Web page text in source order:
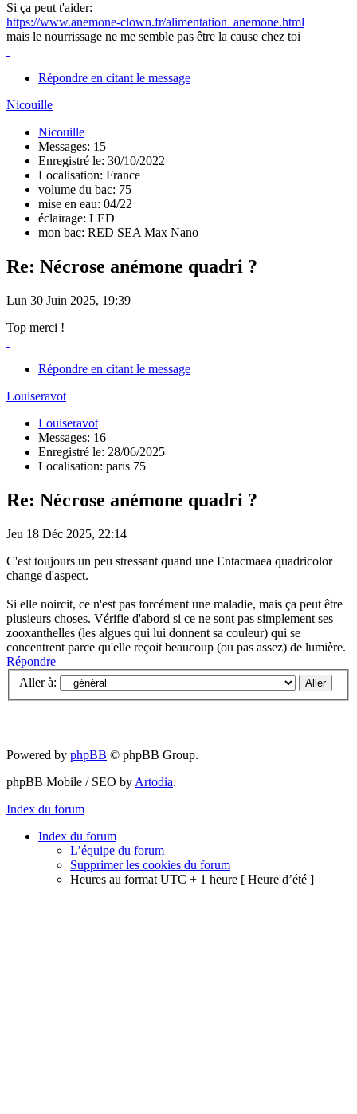
Si ça peut t'aider:
https://www.anemone-clown.fr/alimentation_anemone.html
mais le nourrissage ne me semble pas être la cause chez toi
Répondre en citant le message
Nicouille
Nicouille
Messages: 15
Enregistré le: 30/10/2022
Localisation: France
volume du bac: 75
mise en eau: 04/22
éclairage: LED
mon bac: RED SEA Max Nano
Re: Nécrose anémone quadri ?
Lun 30 Juin 2025, 19:39
Top merci !
Répondre en citant le message
Louiseravot
Louiseravot
Messages: 16
Enregistré le: 28/06/2025
Localisation: paris 75
Re: Nécrose anémone quadri ?
Jeu 18 Déc 2025, 22:14
C'est toujours un peu stressant quand une Entacmaea quadricolor
change d'aspect.
Si elle noircit, ce n'est pas forcément une maladie, mais ça peut être
plusieurs choses. Vérifie d'abord si ce ne sont pas simplement ses
zooxanthelles (les algues qui lui donnent sa couleur) qui se
concentrent parce qu'elle reçoit beaucoup (ou pas assez) de lumière.
Répondre
Aller à:
Powered by phpBB © phpBB Group.
phpBB Mobile / SEO by Artodia.
Index du forum
Index du forum
L’équipe du forum
Supprimer les cookies du forum
Heures au format UTC + 1 heure [ Heure d’été ]